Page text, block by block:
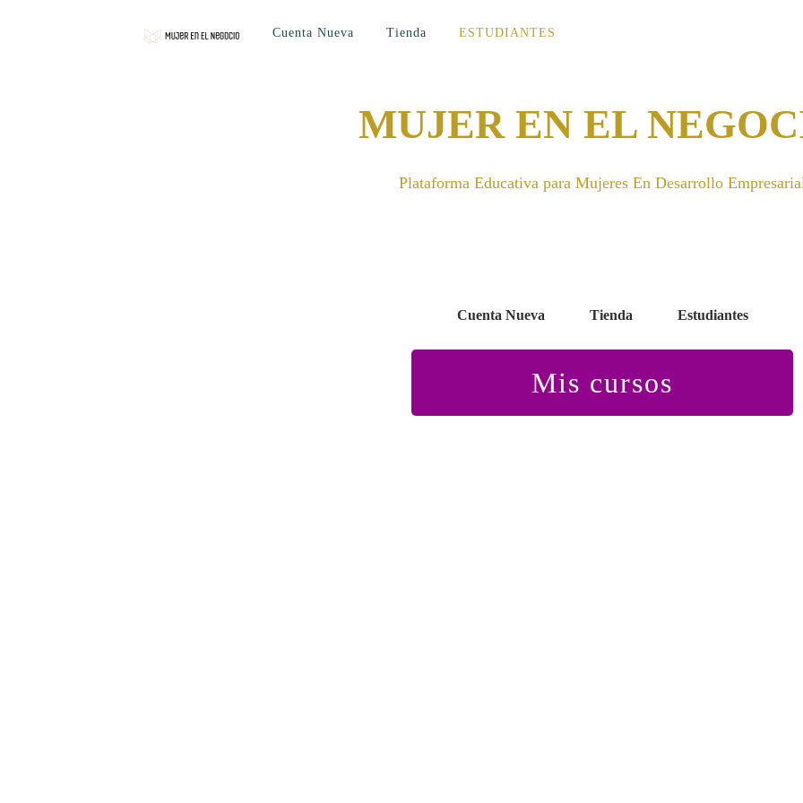
Cuenta Nueva Tienda ESTUDIANTES
MUJER EN EL
Plataforma Educativa para Mujeres En Desarrollo
Cuenta Nueva Tienda Estudiantes
Mis cursos